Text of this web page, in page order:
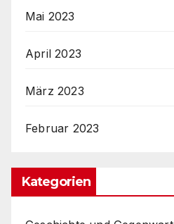
Mai 2023
April 2023
März 2023
Februar 2023
Kategorien